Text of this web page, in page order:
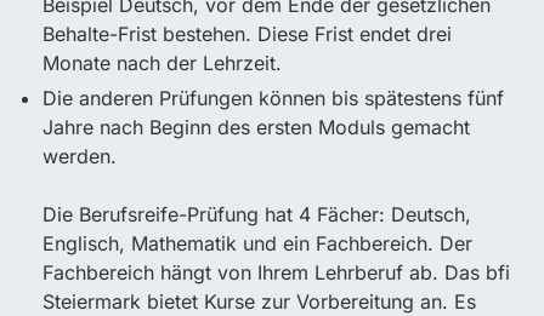
Beispiel Deutsch, vor dem Ende der gesetzlichen
Behalte-Frist bestehen. Diese Frist endet drei
Monate nach der Lehrzeit.
Die anderen Prüfungen können bis spätestens fünf
Jahre nach Beginn des ersten Moduls gemacht
werden.
Die Berufsreife-Prüfung hat 4 Fächer: Deutsch,
Englisch, Mathematik und ein Fachbereich. Der
Fachbereich hängt von Ihrem Lehrberuf ab. Das bfi
Steiermark bietet Kurse zur Vorbereitung an. Es